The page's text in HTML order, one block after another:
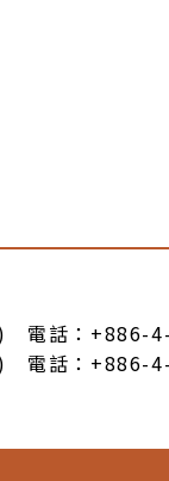
) 電話：+886-
) 電話：+886-